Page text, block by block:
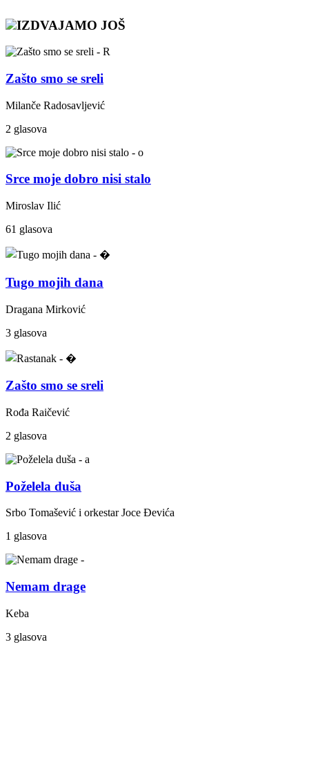
IZDVAJAMO JOŠ
Zašto smo se sreli
Milanče Radosavljević
2 glasova
Srce moje dobro nisi stalo
Miroslav Ilić
61 glasova
Tugo mojih dana
Dragana Mirković
3 glasova
Zašto smo se sreli
Rođa Raičević
2 glasova
Poželela duša
Srbo Tomašević i orkestar Joce Đevića
1 glasova
Nemam drage
Keba
3 glasova